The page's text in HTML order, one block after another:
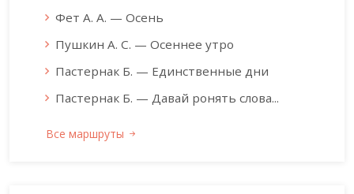
Фет А. А. — Осень
Пушкин А. С. — Осеннее утро
Пастернак Б. — Единственные дни
Пастернак Б. — Давай ронять слова...
Все маршруты